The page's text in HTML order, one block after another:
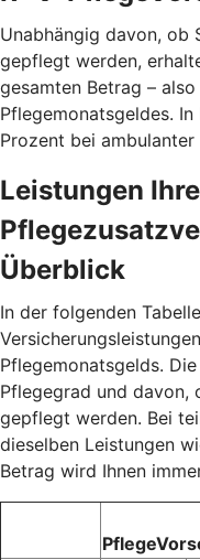
Unabhängig davon, ob
gepflegt werden,
gesamten Betrag –
Pflegemonatsgeldes.
Prozent bei
Leistungen
Überblick
In der folgenden
Pflegemonatsgelds.
Pflegegrad und davon,
gepflegt werden. Bei
dieselben Leistungen
Betrag wird Ihnen